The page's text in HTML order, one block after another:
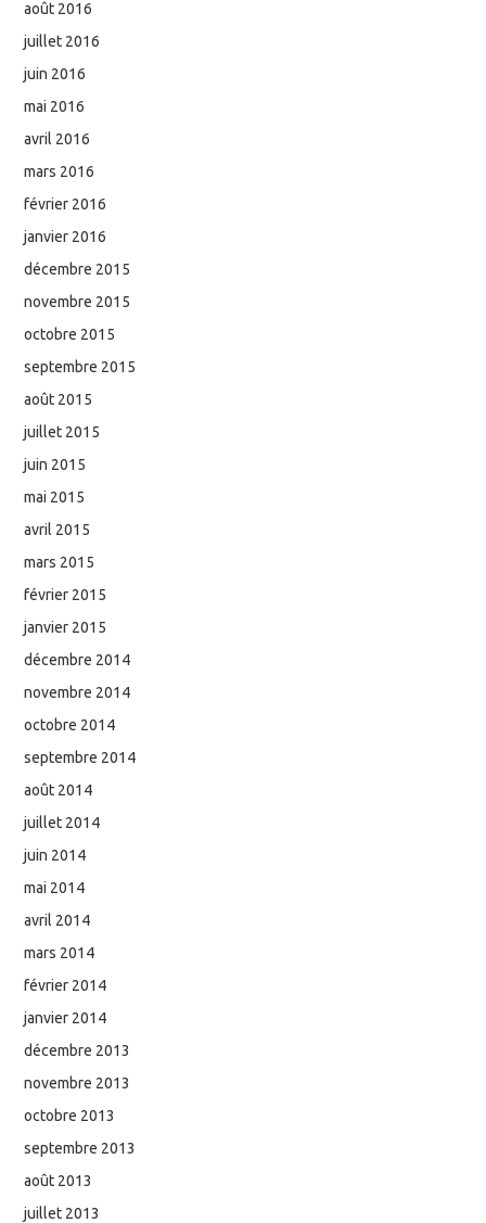
août 2016
juillet 2016
juin 2016
mai 2016
avril 2016
mars 2016
février 2016
janvier 2016
décembre 2015
novembre 2015
octobre 2015
septembre 2015
août 2015
juillet 2015
juin 2015
mai 2015
avril 2015
mars 2015
février 2015
janvier 2015
décembre 2014
novembre 2014
octobre 2014
septembre 2014
août 2014
juillet 2014
juin 2014
mai 2014
avril 2014
mars 2014
février 2014
janvier 2014
décembre 2013
novembre 2013
octobre 2013
septembre 2013
août 2013
juillet 2013